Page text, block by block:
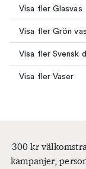
Visa fler Glasvas
Visa fler Grön vas
Visa fler Svensk
Visa fler Vaser
300 kr
kampanjer,